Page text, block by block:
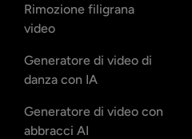
Rimozione filigrana
video
Generatore di video di
danza con IA
Generatore di video con
abbracci AI